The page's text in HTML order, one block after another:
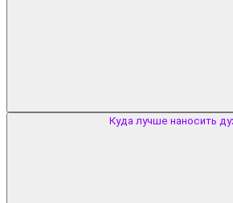
Куда лучше наносить